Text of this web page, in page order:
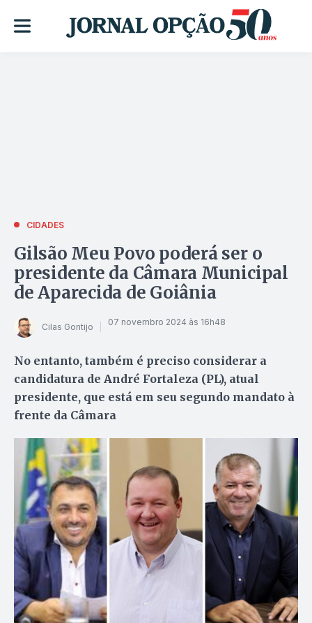
CIDADES
Gilsão Meu Povo poderá ser o
presidente da Câmara Municipal
de Aparecida de Goiânia
Cilas Gontijo 07 novembro 2024 às 16h48
No entanto, também é preciso considerar a
candidatura de André Fortaleza (PL), atual
presidente, que está em seu segundo mandato à
frente da Câmara